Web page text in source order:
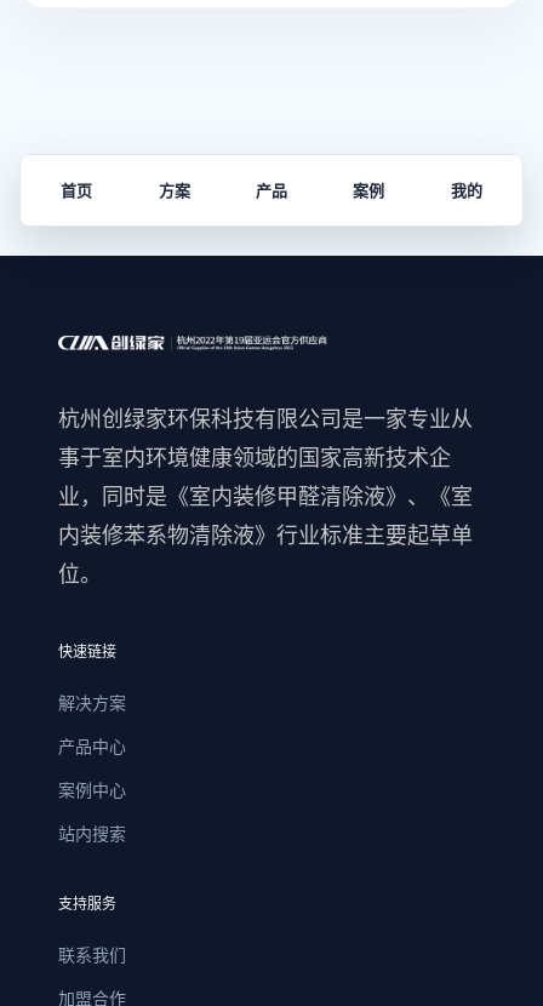
首页 方案 产品 案例 我的
杭州创绿家环保科技有限公司是一家专业从
事于室内环境健康领域的国家高新技术企
业，同时是《室内装修甲醛清除液》、《室
内装修苯系物清除液》行业标准主要起草单
位。
快速链接
解决方案
产品中心
案例中心
站内搜索
支持服务
联系我们
加盟合作